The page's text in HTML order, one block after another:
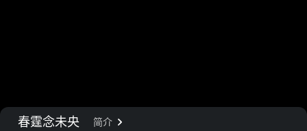
春霆念未央 简介